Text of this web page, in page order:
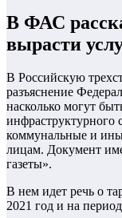
В ФАС
вырасти
В Российскую
разъяснение
насколько могут
инфраструктурного
коммунальные и
лицам. Документ
газеты».
В нем идет речь о
2021 год и на